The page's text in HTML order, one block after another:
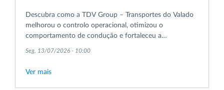
Descubra como a TDV Group – Transportes do Valado
melhorou o controlo operacional, otimizou o
comportamento de condução e fortaleceu a
Seg, 13/07/2026 - 10:00
Ver mais